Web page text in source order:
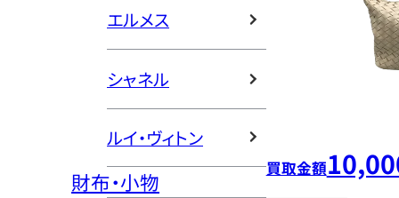
エルメス
シャネル
ルイ・ヴィトン
財布・小物
買取金額